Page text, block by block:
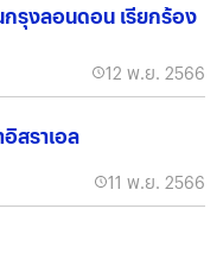
รุงลอนดอน เรียกร้อง
12 พ.ย. 2566
สราเอล
11 พ.ย. 2566